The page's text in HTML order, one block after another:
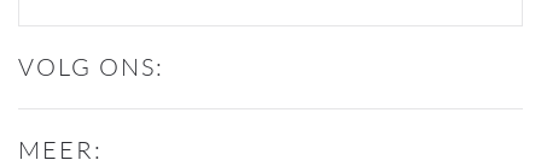
VOLG ONS:
MEER: